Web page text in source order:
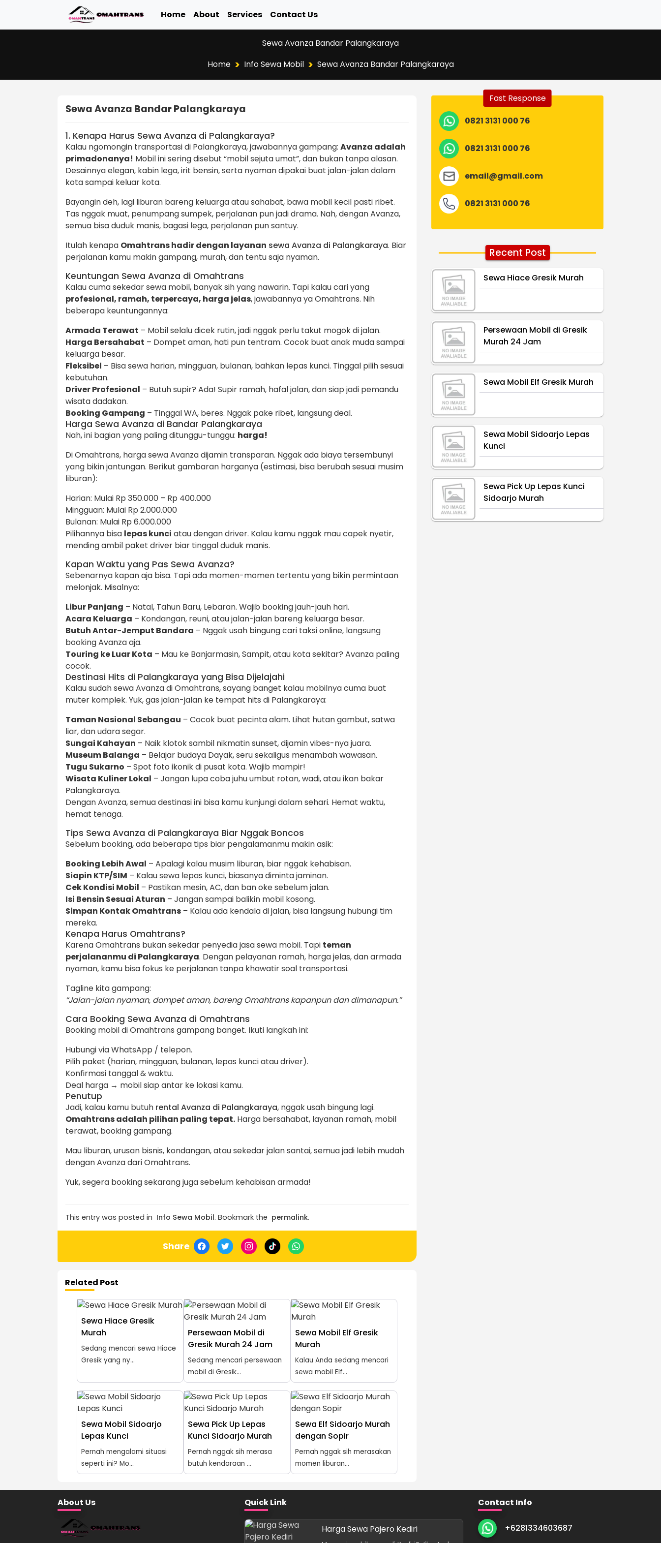
Home About Services Contact Us
Sewa Avanza Bandar Palangkaraya
Home > Info Sewa Mobil > Sewa Avanza Bandar Palangkaraya
Sewa Avanza Bandar Palangkaraya
1. Kenapa Harus Sewa Avanza di Palangkaraya?
Kalau ngomongin transportasi di Palangkaraya, jawabannya gampang: Avanza adalah
primadonanya! Mobil ini sering disebut “mobil sejuta umat”, dan bukan tanpa alasan.
Desainnya elegan, kabin lega, irit bensin, serta nyaman dipakai buat jalan-jalan dalam
kota sampai keluar kota.
Bayangin deh, lagi liburan bareng keluarga atau sahabat, bawa mobil kecil pasti ribet.
Tas nggak muat, penumpang sumpek, perjalanan pun jadi drama. Nah, dengan Avanza,
semua bisa duduk manis, bagasi lega, perjalanan pun santuy.
Itulah kenapa Omahtrans hadir dengan layanan sewa Avanza di Palangkaraya. Biar
perjalanan kamu makin gampang, murah, dan tentu saja nyaman.
Keuntungan Sewa Avanza di Omahtrans
Kalau cuma sekedar sewa mobil, banyak sih yang nawarin. Tapi kalau cari yang
profesional, ramah, terpercaya, harga jelas, jawabannya ya Omahtrans. Nih
beberapa keuntungannya:
Armada Terawat – Mobil selalu dicek rutin, jadi nggak perlu takut mogok di jalan.
Harga Bersahabat – Dompet aman, hati pun tentram. Cocok buat anak muda sampai
keluarga besar.
Fleksibel – Bisa sewa harian, mingguan, bulanan, bahkan lepas kunci. Tinggal pilih sesuai
kebutuhan.
Driver Profesional – Butuh supir? Ada! Supir ramah, hafal jalan, dan siap jadi pemandu
wisata dadakan.
Booking Gampang – Tinggal WA, beres. Nggak pake ribet, langsung deal.
Harga Sewa Avanza di Bandar Palangkaraya
Nah, ini bagian yang paling ditunggu-tunggu: harga!
Di Omahtrans, harga sewa Avanza dijamin transparan. Nggak ada biaya tersembunyi
yang bikin jantungan. Berikut gambaran harganya (estimasi, bisa berubah sesuai musim
liburan):
Harian: Mulai Rp 350.000 – Rp 400.000
Mingguan: Mulai Rp 2.000.000
Bulanan: Mulai Rp 6.000.000
Pilihannya bisa lepas kunci atau dengan driver. Kalau kamu nggak mau capek nyetir,
mending ambil paket driver biar tinggal duduk manis.
Kapan Waktu yang Pas Sewa Avanza?
Sebenarnya kapan aja bisa. Tapi ada momen-momen tertentu yang bikin permintaan
melonjak. Misalnya:
Libur Panjang – Natal, Tahun Baru, Lebaran. Wajib booking jauh-jauh hari.
Acara Keluarga – Kondangan, reuni, atau jalan-jalan bareng keluarga besar.
Butuh Antar-Jemput Bandara – Nggak usah bingung cari taksi online, langsung
booking Avanza aja.
Touring ke Luar Kota – Mau ke Banjarmasin, Sampit, atau kota sekitar? Avanza paling
cocok.
Destinasi Hits di Palangkaraya yang Bisa Dijelajahi
Kalau sudah sewa Avanza di Omahtrans, sayang banget kalau mobilnya cuma buat
muter komplek. Yuk, gas jalan-jalan ke tempat hits di Palangkaraya:
Taman Nasional Sebangau – Cocok buat pecinta alam. Lihat hutan gambut, satwa
liar, dan udara segar.
Sungai Kahayan – Naik klotok sambil nikmatin sunset, dijamin vibes-nya juara.
Museum Balanga – Belajar budaya Dayak, seru sekaligus menambah wawasan.
Tugu Sukarno – Spot foto ikonik di pusat kota. Wajib mampir!
Wisata Kuliner Lokal – Jangan lupa coba juhu umbut rotan, wadi, atau ikan bakar
Palangkaraya.
Dengan Avanza, semua destinasi ini bisa kamu kunjungi dalam sehari. Hemat waktu,
hemat tenaga.
Tips Sewa Avanza di Palangkaraya Biar Nggak Boncos
Sebelum booking, ada beberapa tips biar pengalamanmu makin asik:
Booking Lebih Awal – Apalagi kalau musim liburan, biar nggak kehabisan.
Siapin KTP/SIM – Kalau sewa lepas kunci, biasanya diminta jaminan.
Cek Kondisi Mobil – Pastikan mesin, AC, dan ban oke sebelum jalan.
Isi Bensin Sesuai Aturan – Jangan sampai balikin mobil kosong.
Simpan Kontak Omahtrans – Kalau ada kendala di jalan, bisa langsung hubungi tim
mereka.
Kenapa Harus Omahtrans?
Karena Omahtrans bukan sekedar penyedia jasa sewa mobil. Tapi teman
perjalananmu di Palangkaraya. Dengan pelayanan ramah, harga jelas, dan armada
nyaman, kamu bisa fokus ke perjalanan tanpa khawatir soal transportasi.
Tagline kita gampang:
“Jalan-jalan nyaman, dompet aman, bareng Omahtrans kapanpun dan dimanapun.”
Cara Booking Sewa Avanza di Omahtrans
Booking mobil di Omahtrans gampang banget. Ikuti langkah ini:
Hubungi via WhatsApp / telepon.
Pilih paket (harian, mingguan, bulanan, lepas kunci atau driver).
Konfirmasi tanggal & waktu.
Deal harga → mobil siap antar ke lokasi kamu.
Penutup
Jadi, kalau kamu butuh rental Avanza di Palangkaraya, nggak usah bingung lagi.
Omahtrans adalah pilihan paling tepat. Harga bersahabat, layanan ramah, mobil
terawat, booking gampang.
Mau liburan, urusan bisnis, kondangan, atau sekedar jalan santai, semua jadi lebih mudah
dengan Avanza dari Omahtrans.
Yuk, segera booking sekarang juga sebelum kehabisan armada!
This entry was posted in Info Sewa Mobil. Bookmark the permalink.
Share
Related Post
Sewa Hiace Gresik
Murah
Sedang mencari sewa Hiace
Gresik yang ny...
Persewaan Mobil di
Gresik Murah 24 Jam
Sedang mencari persewaan
mobil di Gresik...
Sewa Mobil Elf Gresik
Murah
Kalau Anda sedang mencari
sewa mobil Elf...
Sewa Mobil Sidoarjo
Lepas Kunci
Pernah mengalami situasi
seperti ini? Mo...
Sewa Pick Up Lepas
Kunci Sidoarjo Murah
Pernah nggak sih merasa
butuh kendaraan ...
Sewa Elf Sidoarjo Murah
dengan Sopir
Pernah nggak sih merasakan
momen liburan...
Fast Response
0821 3131 000 76
0821 3131 000 76
email@gmail.com
0821 3131 000 76
Recent Post
Sewa Hiace Gresik Murah
Persewaan Mobil di Gresik
Murah 24 Jam
Sewa Mobil Elf Gresik Murah
Sewa Mobil Sidoarjo Lepas
Kunci
Sewa Pick Up Lepas Kunci
Sidoarjo Murah
About Us Quick Link
Harga Sewa Pajero Kediri
Contact Info
+6281334603687